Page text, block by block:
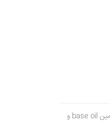
در زمینه مواد اولیه کارخانجات روغن صنعتی، این شرکت قادر به تامین base oil و